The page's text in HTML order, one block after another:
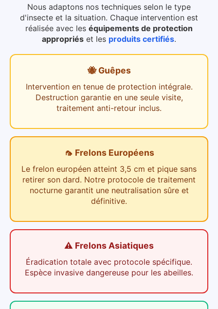
Nous adaptons nos techniques selon le type
d'insecte et la situation. Chaque intervention est
réalisée avec les équipements de protection
appropriés et les produits certifiés.
🐝 Guêpes
Intervention en tenue de protection intégrale.
Destruction garantie en une seule visite,
traitement anti-retour inclus.
🦟 Frelons Européens
Le frelon européen atteint 3,5 cm et pique sans
retirer son dard. Notre protocole de traitement
nocturne garantit une neutralisation sûre et
définitive.
⚠️ Frelons Asiatiques
Éradication totale avec protocole spécifique.
Espèce invasive dangereuse pour les abeilles.